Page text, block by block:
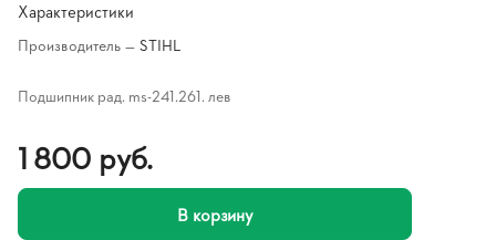
Характеристики
Производитель — STIHL
Подшипник рад. ms-241.261. лев
1 800 руб.
В корзину